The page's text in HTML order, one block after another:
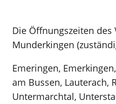
Die Öffnungszeiten
Munderkingen
Emeringen,
am Bussen, Lauterach,
Untermarchtal,